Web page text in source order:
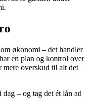
økonomi – det handler
en plan og kontrol over
mere overskud til alt det
– og tag det ét lån ad